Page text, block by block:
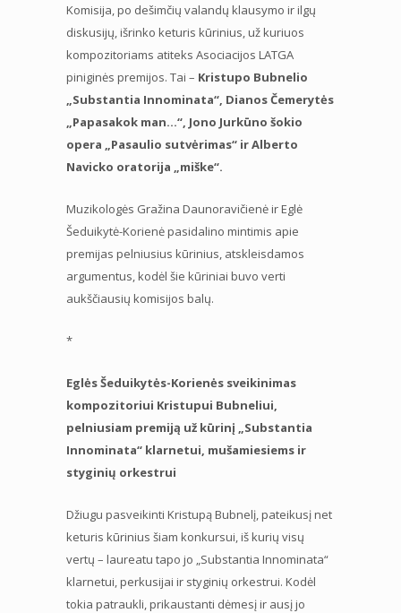
Komisija, po dešimčių valandų klausymo ir ilgų
diskusijų, išrinko keturis kūrinius, už kuriuos
kompozitoriams atiteks Asociacijos LATGA
piniginės premijos. Tai – Kristupo Bubnelio
„Substantia Innominata“, Dianos Čemerytės
„Papasakok man…“, Jono Jurkūno šokio
opera „Pasaulio sutvėrimas“ ir Alberto
Navicko oratorija „miške“.
Muzikologės Gražina Daunoravičienė ir Eglė
Šeduikytė-Korienė pasidalino mintimis apie
premijas pelniusius kūrinius, atskleisdamos
argumentus, kodėl šie kūriniai buvo verti
aukščiausių komisijos balų.
*
Eglės Šeduikytės-Korienės sveikinimas
kompozitoriui Kristupui Bubneliui,
pelniusiam premiją už kūrinį „Substantia
Innominata“ klarnetui, mušamiesiems ir
styginių orkestrui
Džiugu pasveikinti Kristupą Bubnelį, pateikusį net
keturis kūrinius šiam konkursui, iš kurių visų
vertų – laureatu tapo jo „Substantia Innominata“
klarnetui, perkusijai ir styginių orkestrui. Kodėl
tokia patraukli, prikaustanti dėmesį ir ausį jo